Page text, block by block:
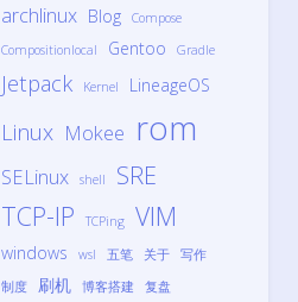
archlinux Blog
Compose
Compositionlocal
Gentoo Gradle
Jetpack Kernel LineageOS
Linux Mokee rom
SELinux shell SRE
TCP-IP TCPing VIM
windows wsl 五笔 关于
写作
制度
刷机 博客搭建
复盘